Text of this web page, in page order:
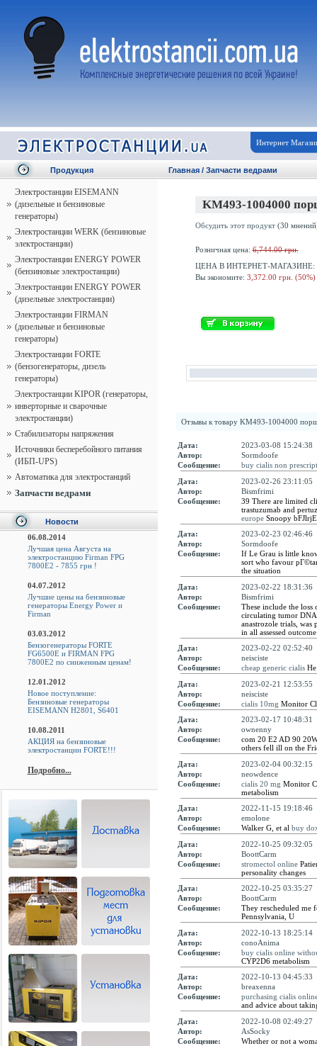
Интернет
Продукция
Электростанции EISEMANN
(дизельные и бензиновые
генераторы)
Электростанции WERK (бензиновые
электростанции)
Электростанции ENERGY POWER
(бензиновые электростанции)
Электростанции ENERGY POWER
(дизельные электростанции)
Электростанции FIRMAN
(дизельные и бензиновые
генераторы)
Электростанции FORTE
(бензогенераторы, дизель
генераторы)
Электростанции KIPOR (генераторы,
инверторные и сварочные
электростанции)
Стабилизаторы напряжения
Источники бесперебойного питания
(ИБП-UPS)
Автоматика для электростанций
Запчасти ведрами
Новости
06.08.2014
Лучшая цена Августа на
электростанцию Firman FPG
7800E2 - 7855 грн !
04.07.2012
Лучшие цены на бензиновые
генераторы Energy Power и
Firman
03.03.2012
Бензогенераторы FORTE
FG6500E и FIRMAN FPG
7800E2 по сниженным ценам!
12.01.2012
Новое поступление:
Бензиновые генераторы
EISEMANN H2801, S6401
10.08.2011
АКЦИЯ на бензиновые
электростанции FORTE!!!
Подробно...
Главная / Запчасти ведрами
KM493-1004000
Обсудить этот продукт(30
Розничная цена:6,744.00 грн.
ЦЕНА В ИНТЕРНЕТ-МАГАЗИНЕ:
Вы экономите: 3,372.00 грн. (50%)
Отзывы к товару KM493-1004000
Дата:
2023-03-08 15:24:38
Автор:
Sormdoofe
Сообщение:
buy cialis non
Дата:
2023-02-26 23:11:05
Автор:
Bismfrimi
Сообщение:
39 There are limited
trastuzumab and
europe Snoopy
Дата:
2023-02-23 02:46:46
Автор:
Sormdoofe
Сообщение:
If Le Grau is little
sort who favour
the situation
Дата:
2023-02-22 18:31:36
Автор:
Bismfrimi
Сообщение:
These include the
circulating tumor
anastrozole trials, was
in all assessed
Дата:
2023-02-22 02:52:40
Автор:
neisciste
Сообщение:
cheap generic cialis
Дата:
2023-02-21 12:53:55
Автор:
neisciste
Сообщение:
cialis 10mg Monitor
Дата:
2023-02-17 10:48:31
Автор:
ownenny
Сообщение:
com 20 E2 AD 90
others fell ill on the
Дата:
2023-02-04 00:32:15
Автор:
neowdence
Сообщение:
cialis 20 mg Monitor
metabolism
Дата:
2022-11-15 19:18:46
Автор:
emolone
Сообщение:
Walker G, et al buy
Дата:
2022-10-25 09:32:05
Автор:
BoottCarm
Сообщение:
stromectol online
personality changes
Дата:
2022-10-25 03:35:27
Автор:
BoottCarm
Сообщение:
They rescheduled me
Pennsylvania, U
Дата:
2022-10-13 18:25:14
Автор:
conoAnima
Сообщение:
buy cialis online
CYP2D6 metabolism
Дата:
2022-10-13 04:45:33
Автор:
breaxenna
Сообщение:
purchasing cialis
and advice about
Дата:
2022-10-08 02:49:27
Автор:
AsSocky
Сообщение:
Whether or not a